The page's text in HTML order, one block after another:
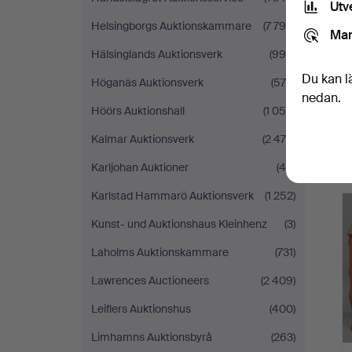
Helsingborgs Auktionskammare
(7 799)
Hälsinglands Auktionsverk
(996)
Höganäs Auktionsverk
(570)
Höörs Auktionshall
(1 055)
Kalmar Auktionsverk
(2 479)
Karljohan Auktioner
(44)
Karlstad Hammarö Auktionsverk
(1 252)
Kunst- und Auktionshaus Kleinhenz
(3)
Laholms Auktionskammare
(731)
Lawrences Auctioneers
(2 409)
Leiflers Auktionshus
(400)
Limhamns Auktionsbyrå
(263)
Du kan
nedan.